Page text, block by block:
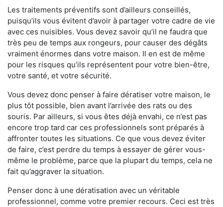
Les traitements préventifs sont d’ailleurs conseillés,
puisqu’ils vous évitent d’avoir à partager votre cadre de vie
avec ces nuisibles. Vous devez savoir qu’il ne faudra que
très peu de temps aux rongeurs, pour causer des dégâts
vraiment énormes dans votre maison. Il en est de même
pour les risques qu’ils représentent pour votre bien-être,
votre santé, et votre sécurité.
Vous devez donc penser à faire dératiser votre maison, le
plus tôt possible, bien avant l’arrivée des rats ou des
souris. Par ailleurs, si vous êtes déjà envahi, ce n’est pas
encore trop tard car ces professionnels sont préparés à
affronter toutes les situations. Ce que vous devez éviter
de faire, c’est perdre du temps à essayer de gérer vous-
même le problème, parce que la plupart du temps, cela ne
fait qu’aggraver la situation.
Penser donc à une dératisation avec un véritable
professionnel, comme votre premier recours. Ceci est très